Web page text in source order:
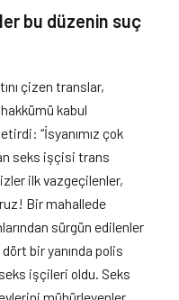
bu düzenin suç
çizen translar,
kabul
“İsyanımız çok
seks işçisi trans
ilk vazgeçilenler,
Bir mahallede
sürgün edilenler
bir yanında polis
işçileri oldu. Seks